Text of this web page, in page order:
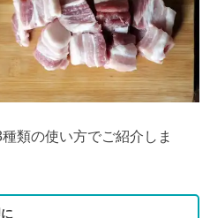
類の使い方でご紹介しま